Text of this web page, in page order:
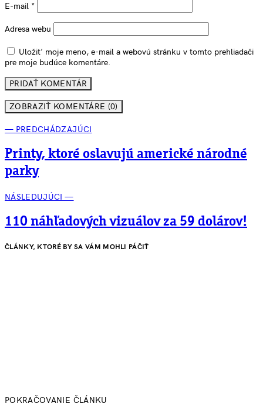
E-mail *
Adresa webu
Uložiť moje meno, e-mail a webovú stránku v tomto prehliadači
pre moje budúce komentáre.
ZOBRAZIŤ KOMENTÁRE (0)
— PREDCHÁDZAJÚCI
Printy, ktoré oslavujú americké národné
parky
NÁSLEDUJÚCI —
110 náhľadových vizuálov za 59 dolárov!
ČLÁNKY, KTORÉ BY SA VÁM MOHLI PÁČIŤ
POKRAČOVANIE ČLÁNKU